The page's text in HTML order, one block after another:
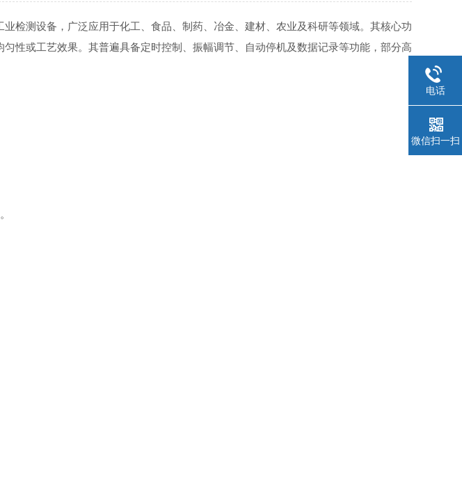
检测设备，广泛应用于化工、食品、制药、冶金、建材、农业及科研等领域。其核心功
性或工艺效果。其普遍具备定时控制、振幅调节、自动停机及数据记录等功能，部分高
电话
微信扫一扫